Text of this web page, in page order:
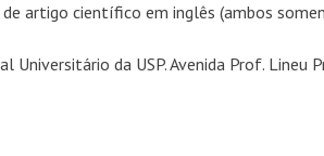
artigo científico em inglês (ambos
da USP. Avenida Prof. Lineu